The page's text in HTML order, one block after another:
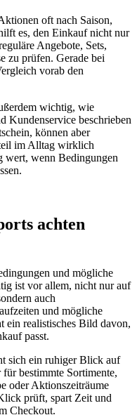
oft nach Saison,
es, den Einkauf nicht nur
Angebote, Sets,
zu prüfen. Gerade bei
vorab den
wichtig, wie
Kundenservice beschrieben
können aber
im Alltag wirklich
wert, wenn Bedingungen
achten
und mögliche
ist vor allem, nicht nur auf
auch
und mögliche
ein realistisches Bild davon,
passt.
sich ein ruhiger Blick auf
bestimmte Sortimente,
oder Aktionszeiträume
prüft, spart Zeit und
Checkout.